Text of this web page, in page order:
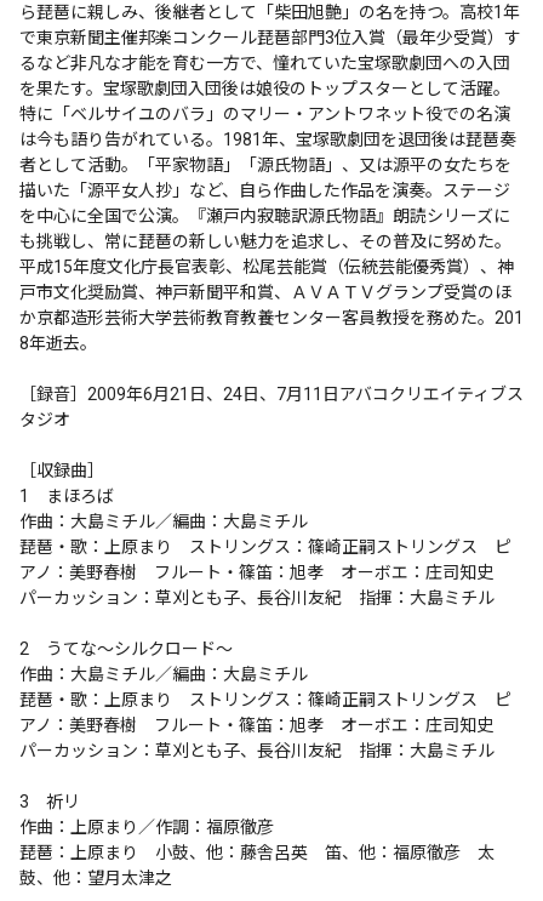
ら琵琶に親しみ、後継者として「柴田旭艶」の名を持つ。高校1年
で東京新聞主催邦楽コンクール琵琶部門3位入賞（最年少受賞）す
るなど非凡な才能を育む一方で、憧れていた宝塚歌劇団への入団
を果たす。宝塚歌劇団入団後は娘役のトップスターとして活躍。
特に「ベルサイユのバラ」のマリー・アントワネット役での名演
は今も語り告がれている。1981年、宝塚歌劇団を退団後は琵琶奏
者として活動。「平家物語」「源氏物語」、又は源平の女たちを
描いた「源平女人抄」など、自ら作曲した作品を演奏。ステージ
を中心に全国で公演。『瀬戸内寂聴訳源氏物語』朗読シリーズに
も挑戦し、常に琵琶の新しい魅力を追求し、その普及に努めた。
平成15年度文化庁長官表彰、松尾芸能賞（伝統芸能優秀賞）、神
戸市文化奨励賞、神戸新聞平和賞、ＡＶＡＴＶグランプ受賞のほ
か京都造形芸術大学芸術教育教養センター客員教授を務めた。201
8年逝去。
［録音］2009年6月21日、24日、7月11日アバコクリエイティブス
タジオ
［収録曲］
1　まほろば
作曲：大島ミチル／編曲：大島ミチル
琵琶・歌：上原まり　ストリングス：篠崎正嗣ストリングス　ピ
アノ：美野春樹　フルート・篠笛：旭孝　オーボエ：庄司知史
パーカッション：草刈とも子、長谷川友紀　指揮：大島ミチル
2　うてな〜シルクロード〜
作曲：大島ミチル／編曲：大島ミチル
琵琶・歌：上原まり　ストリングス：篠崎正嗣ストリングス　ピ
アノ：美野春樹　フルート・篠笛：旭孝　オーボエ：庄司知史
パーカッション：草刈とも子、長谷川友紀　指揮：大島ミチル
3　祈リ
作曲：上原まり／作調：福原徹彦
琵琶：上原まり　小鼓、他：藤舎呂英　笛、他：福原徹彦　太
鼓、他：望月太津之